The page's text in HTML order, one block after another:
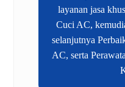
layanan jasa
Cuci AC,
selanjutnya
AC, serta